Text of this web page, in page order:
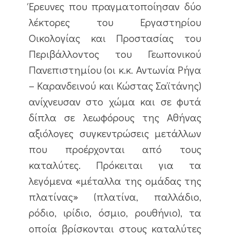
Έρευνες που πραγματοποίησαν δύο
λέκτορες του Εργαστηρίου
Οικολογίας και Προστασίας του
Περιβάλλοντος του Γεωπονικού
Πανεπιστημίου (οι κ.κ. Αντωνία Ρήγα
– Καρανδεινού και Κώστας Σαϊτάνης)
ανίχνευσαν στο χώμα και σε φυτά
δίπλα σε λεωφόρους της Αθήνας
αξιόλογες συγκεντρώσεις μετάλλων
που προέρχονται από τους
καταλύτες. Πρόκειται για τα
λεγόμενα «μέταλλα της ομάδας της
πλατίνας» (πλατίνα, παλλάδιο,
ρόδιο, ιρίδιο, όσμιο, ρουθήνιο), τα
οποία βρίσκονται στους καταλύτες